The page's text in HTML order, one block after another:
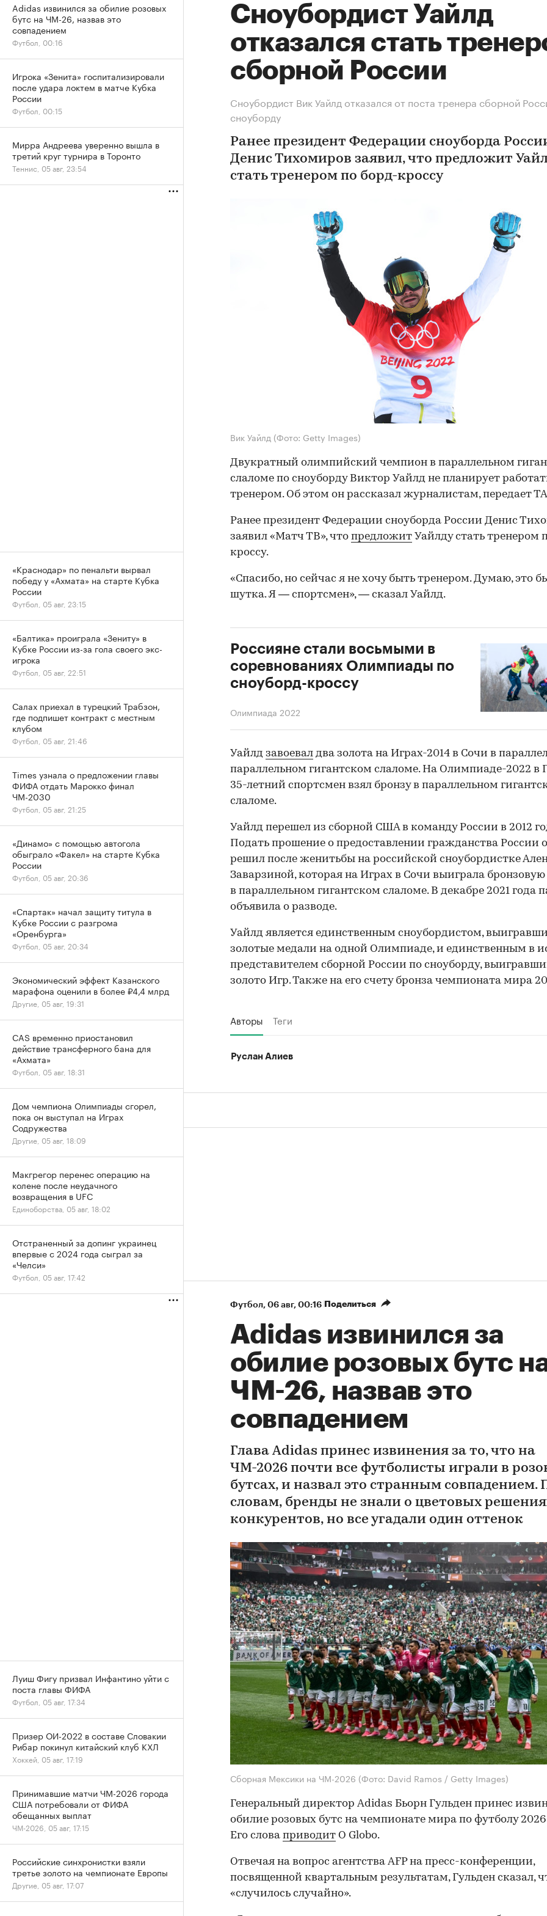
Сноубордист Уайлд
отказался стать
сборной России
Сноубордист Вик Уайлд отказался от поста тренера сборной
сноуборду
Ранее президент Федерации сноуборда
Денис Тихомиров заявил, что предложит
стать тренером по борд-кроссу
Вик Уайлд (Фото: Getty Images)
Двукратный олимпийский чемпион в параллельном
слаломе по сноуборду Виктор Уайлд не планирует
тренером. Об этом он рассказал журналистам, передает
Ранее президент Федерации сноуборда России Денис
заявил «Матч ТВ», что предложит Уайлду стать тренером
кроссу.
«Спасибо, но сейчас я не хочу быть тренером. Думаю, это
шутка. Я — спортсмен», — сказал Уайлд.
Россияне стали восьмыми в
соревнованиях Олимпиады по
сноуборд-кроссу
Олимпиада 2022
Уайлд завоевал два золота на Играх-2014 в Сочи в
параллельном гигантском слаломе. На Олимпиаде-2022 в
35-летний спортсмен взял бронзу в параллельном
слаломе.
Уайлд перешел из сборной США в команду России в 2012
Подать прошение о предоставлении гражданства России
решил после женитьбы на российской сноубордистке
Заварзиной, которая на Играх в Сочи выиграла
в параллельном гигантском слаломе. В декабре 2021 года
объявила о разводе.
Уайлд является единственным сноубордистом,
золотые медали на одной Олимпиаде, и единственным в
представителем сборной России по сноуборду,
золото Игр. Также на его счету бронза чемпионата мира
Авторы Теги
Руслан Алиев
Футбол⁠, 06 авг, 00:16 Поделиться
Adidas извинился за
обилие розовых бутс
ЧМ-26, назвав это
совпадением
Глава Adidas принес извинения за то, что на
ЧМ-2026 почти все футболисты играли в
бутсах, и назвал это странным совпадением.
словам, бренды не знали о цветовых
конкурентов, но все угадали один оттенок
Сборная Мексики на ЧМ-2026 (Фото: David Ramos / Getty Images)
Генеральный директор Adidas Бьорн Гульден принес
обилие розовых бутс на чемпионате мира по футболу 2026
Его слова приводит O Globo.
Отвечая на вопрос агентства AFP на пресс-конференции,
посвященной квартальным результатам, Гульден сказал,
«случилось случайно».
Adidas извинился за обилие розовых
бутс на ЧМ-26, назвав это
совпадением
Футбол, 00:16
Игрока «Зенита» госпитализировали
после удара локтем в матче Кубка
России
Футбол, 00:15
Мирра Андреева уверенно вышла в
третий круг турнира в Торонто
Теннис, 05 авг, 23:54
«Краснодар» по пенальти вырвал
победу у «Ахмата» на старте Кубка
России
Футбол, 05 авг, 23:15
«Балтика» проиграла «Зениту» в
Кубке России из-за гола своего экс-
игрока
Футбол, 05 авг, 22:51
Салах приехал в турецкий Трабзон,
где подпишет контракт с местным
клубом
Футбол, 05 авг, 21:46
Times узнала о предложении главы
ФИФА отдать Марокко финал
ЧМ-2030
Футбол, 05 авг, 21:25
«Динамо» с помощью автогола
обыграло «Факел» на старте Кубка
России
Футбол, 05 авг, 20:36
«Спартак» начал защиту титула в
Кубке России с разгрома
«Оренбурга»
Футбол, 05 авг, 20:34
Экономический эффект Казанского
марафона оценили в более ₽4,4 млрд
Другие, 05 авг, 19:31
CAS временно приостановил
действие трансферного бана для
«Ахмата»
Футбол, 05 авг, 18:31
Дом чемпиона Олимпиады сгорел,
пока он выступал на Играх
Содружества
Другие, 05 авг, 18:09
Макгрегор перенес операцию на
колене после неудачного
возвращения в UFC
Единоборства, 05 авг, 18:02
Отстраненный за допинг украинец
впервые с 2024 года сыграл за
«Челси»
Футбол, 05 авг, 17:42
Луиш Фигу призвал Инфантино уйти с
поста главы ФИФА
Футбол, 05 авг, 17:34
Призер ОИ-2022 в составе Словакии
Рибар покинул китайский клуб КХЛ
Хоккей, 05 авг, 17:19
Принимавшие матчи ЧМ-2026 города
США потребовали от ФИФА
обещанных выплат
ЧМ-2026, 05 авг, 17:15
Российские синхронистки взяли
третье золото на чемпионате Европы
Другие, 05 авг, 17:07